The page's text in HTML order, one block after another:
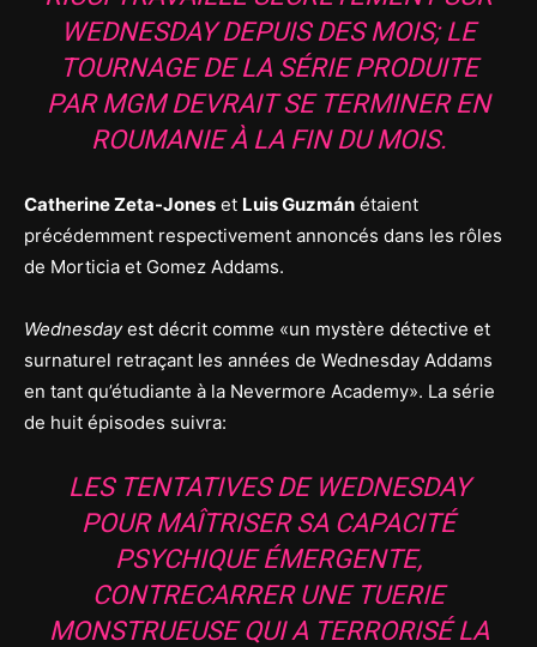
WEDNESDAYDEPUIS DES MOIS; LE
TOURNAGE DE LA SÉRIE PRODUITE
PAR MGM DEVRAIT SE TERMINER EN
ROUMANIE À LA FIN DU MOIS.
Catherine Zeta-Jones et Luis Guzmán étaient
précédemment respectivement annoncés dans les rôles
de Morticia et Gomez Addams.
Wednesdayest décrit comme «un mystère détective et
surnaturel retraçant les années de Wednesday Addams
en tant qu’étudiante à la Nevermore Academy». La série
de huit épisodes suivra:
LES TENTATIVES DE WEDNESDAY
POUR MAÎTRISER SA CAPACITÉ
PSYCHIQUE ÉMERGENTE,
CONTRECARRER UNE TUERIE
MONSTRUEUSE QUI A TERRORISÉ LA